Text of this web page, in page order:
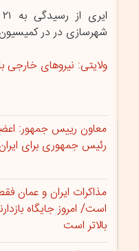
شهرسازی در در
ولایتی: نیروهای خارجی
معاون رییس جمهور:
رئیس جمهوری برای
مذاکرات ایران و عمان
است/ امروز جایگاه
بالاتر است